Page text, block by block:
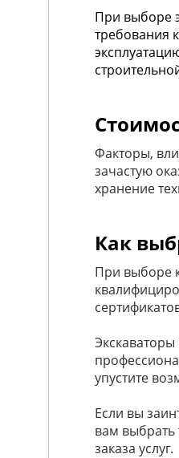
При выборе
требования
Факторы,
зачастую
хранение
Как
При выборе
упустите
Если вы
вам выбрать
заказа услуг.